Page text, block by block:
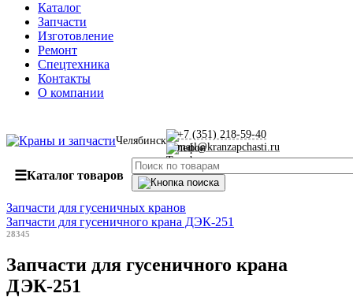
Каталог
Запчасти
Изготовление
Ремонт
Спецтехника
Контакты
О компании
Челябинск
+7 (351) 218-59-40
mail@kranzapchasti.ru
☰Каталог товаров
Запчасти для гусеничных кранов
Запчасти для гусеничного крана ДЭК-251
28345
Запчасти для гусеничного крана
ДЭК-251